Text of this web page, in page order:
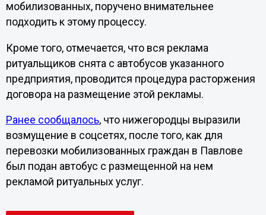
мобилизованных, поручено внимательнее
подходить к этому процессу.
Кроме того, отмечается, что вся реклама
ритуальщиков снята с автобусов указанного
предприятия, проводится процедура расторжения
договора на размещение этой рекламы.
Ранее сообщалось, что нижегородцы выразили
возмущение в соцсетях, после того, как для
перевозки мобилизованных граждан в Павлове
был подан автобус с размещенной на нем
рекламой ритуальных услуг.